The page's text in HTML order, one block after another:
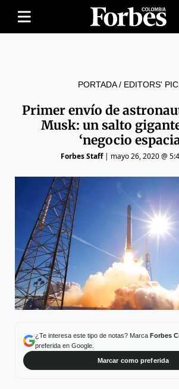
PORTADA/ EDITORS'
Primer envío de
Musk: un salto
‘negocio
Forbes Staff| mayo 26, 2020 @
¿Te interesa este tipo de notas? Marca Forbes
preferida en Google.
Marcar como preferida